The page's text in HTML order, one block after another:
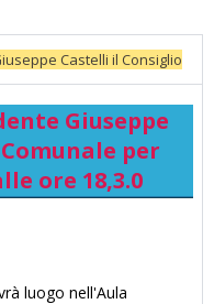
Castelli il Consiglio
Giuseppe
per
ore 18,3.0
luogo nell'Aula